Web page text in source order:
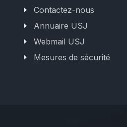
Contactez-nous
Annuaire USJ
Webmail USJ
Mesures de sécurité